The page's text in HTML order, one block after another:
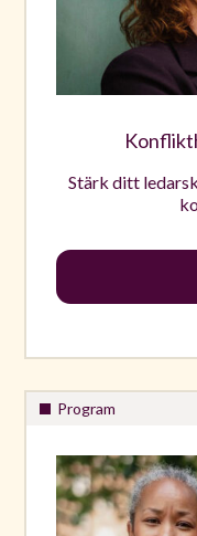
Stärk ditt
Program